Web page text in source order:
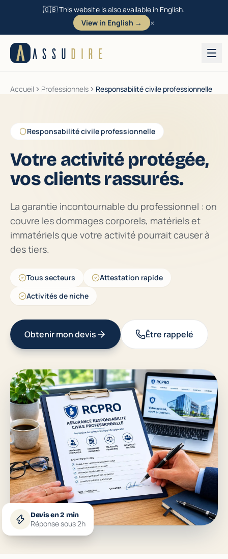
🇬🇧 This website is also available in English.
View in English →
×
Aller au contenu
ASSU DIRE
Accueil Professionnels Responsabilité civile professionnelle
Responsabilité civile professionnelle
Votre activité protégée,
vos clients rassurés.
La garantie incontournable du professionnel : on
couvre les dommages corporels, matériels et
immatériels que votre activité pourrait causer à
des tiers.
Tous secteurs
Attestation rapide
Activités de niche
Obtenir mon devis Être rappelé
Devis en 2 min
Réponse sous 2h